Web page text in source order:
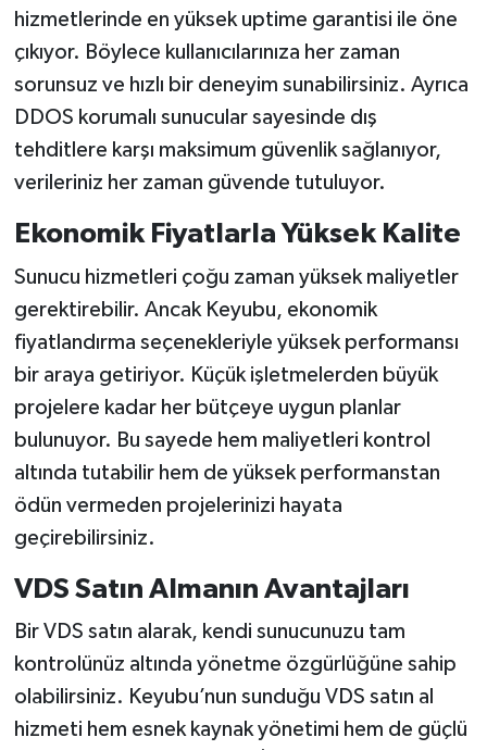
hizmetlerinde en yüksek uptime garantisi ile öne
çıkıyor. Böylece kullanıcılarınıza her zaman
sorunsuz ve hızlı bir deneyim sunabilirsiniz. Ayrıca
DDOS korumalı sunucular sayesinde dış
tehditlere karşı maksimum güvenlik sağlanıyor,
verileriniz her zaman güvende tutuluyor.
Ekonomik Fiyatlarla Yüksek Kalite
Sunucu hizmetleri çoğu zaman yüksek maliyetler
gerektirebilir. Ancak Keyubu, ekonomik
fiyatlandırma seçenekleriyle yüksek performansı
bir araya getiriyor. Küçük işletmelerden büyük
projelere kadar her bütçeye uygun planlar
bulunuyor. Bu sayede hem maliyetleri kontrol
altında tutabilir hem de yüksek performanstan
ödün vermeden projelerinizi hayata
geçirebilirsiniz.
VDS Satın Almanın Avantajları
Bir VDS satın alarak, kendi sunucunuzu tam
kontrolünüz altında yönetme özgürlüğüne sahip
olabilirsiniz. Keyubu’nun sunduğu VDS satın al
hizmeti hem esnek kaynak yönetimi hem de güçlü